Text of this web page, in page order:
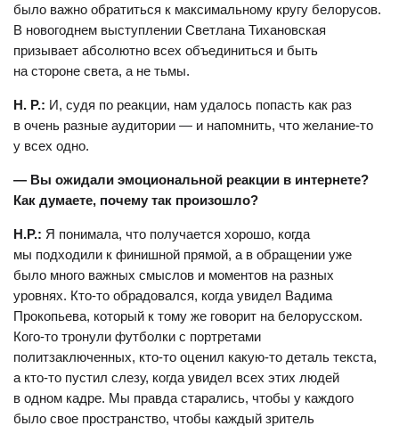
было важно обратиться к максимальному кругу белорусов.
В новогоднем выступлении Светлана Тихановская
призывает абсолютно всех объединиться и быть
на стороне света, а не тьмы.
Н. Р.: И, судя по реакции, нам удалось попасть как раз
в очень разные аудитории — и напомнить, что желание-то
у всех одно.
— Вы ожидали эмоциональной реакции в интернете?
Как думаете, почему так произошло?
Н.Р.: Я понимала, что получается хорошо, когда
мы подходили к финишной прямой, а в обращении уже
было много важных смыслов и моментов на разных
уровнях. Кто-то обрадовался, когда увидел Вадима
Прокопьева, который к тому же говорит на белорусском.
Кого-то тронули футболки с портретами
политзаключенных, кто-то оценил какую-то деталь текста,
а кто-то пустил слезу, когда увидел всех этих людей
в одном кадре. Мы правда старались, чтобы у каждого
было свое пространство, чтобы каждый зритель